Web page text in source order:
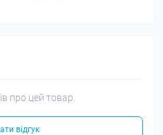
про цей товар.
відгук